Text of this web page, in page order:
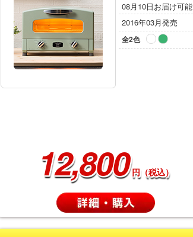
08月10日お届け可能
2016年03月発売
全2色
12,800 円（税込）